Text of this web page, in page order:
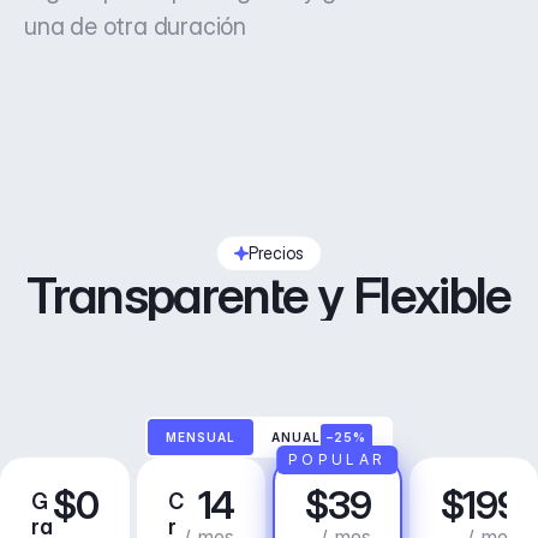
una de otra duración
Precios
Transparente y Flexible
MENSUAL ANUAL –25%
G
ra$0
C
r
14
P
$39
POPULAR
N
e
$199